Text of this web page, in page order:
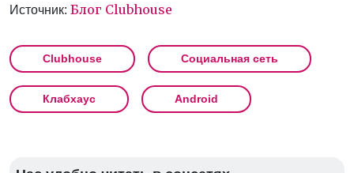
Источник: Блог Clubhouse
Clubhouse Социальная сеть
Клабхаус Android